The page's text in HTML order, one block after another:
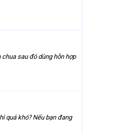
sau đó dùng hỗn hợp
quá khó? Nếu bạn đang